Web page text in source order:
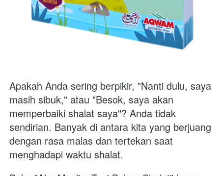
Apakah Anda sering berpikir, "Nanti dulu, saya
masih sibuk," atau "Besok, saya akan
memperbaiki shalat saya"? Anda tidak
sendirian. Banyak di antara kita yang berjuang
dengan rasa malas dan tertekan saat
menghadapi waktu shalat.